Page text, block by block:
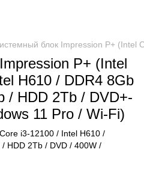
блок Impression P+ (Intel
P+ (Intel
H610 / DDR4 8Gb
/ HDD 2Tb / DVD+-
11 Pro / Wi-Fi)
i3-12100 / Intel H610 /
HDD 2Tb / DVD / 400W /